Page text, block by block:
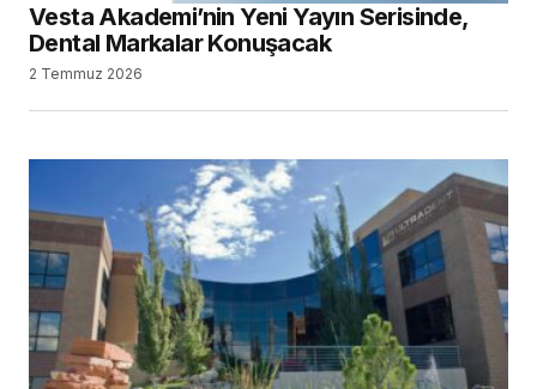
Vesta Akademi’nin Yeni Yayın Serisinde,
Dental Markalar Konuşacak
2 Temmuz 2026